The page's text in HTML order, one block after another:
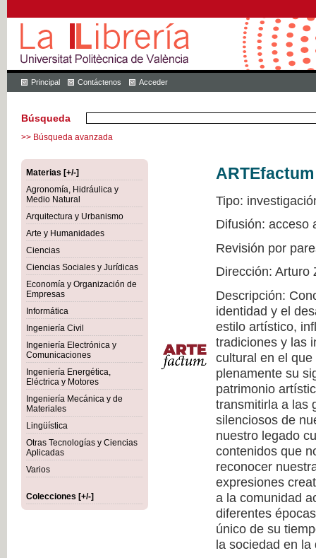
Principal Contáctenos Acceder
Búsqueda
>> Búsqueda avanzada
Materias [+/-]
Agronomía, Hidráulica y
Medio Natural
Arquitectura y Urbanismo
Arte y Humanidades
Ciencias
Ciencias Sociales y Jurídicas
Economía y Organización de
Empresas
Informática
Ingeniería Civil
Ingeniería Electrónica y
Comunicaciones
Ingeniería Energética,
Eléctrica y Motores
Ingeniería Mecánica y de
Materiales
Lingüística
Otras Tecnologías y Ciencias
Aplicadas
Varios
Colecciones [+/-]
ARTEfactum
Tipo:
Difusión: acceso
Revisión por
Dirección: Arturo
Descripción:
identidad y el
estilo artístico,
tradiciones y las
cultural en el
plenamente su
patrimonio
transmitirla a las
silenciosos de
nuestro legado
contenidos que
reconocer
expresiones
a la comunidad
diferentes
único de su
la sociedad en la